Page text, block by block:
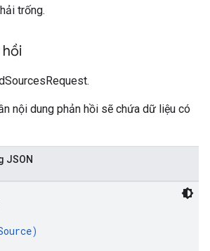
trống.
nội dung phản hồi sẽ chứa dữ liệu có
JSON
)